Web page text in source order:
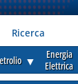
Ricerca
▼
Energia
Elettrica